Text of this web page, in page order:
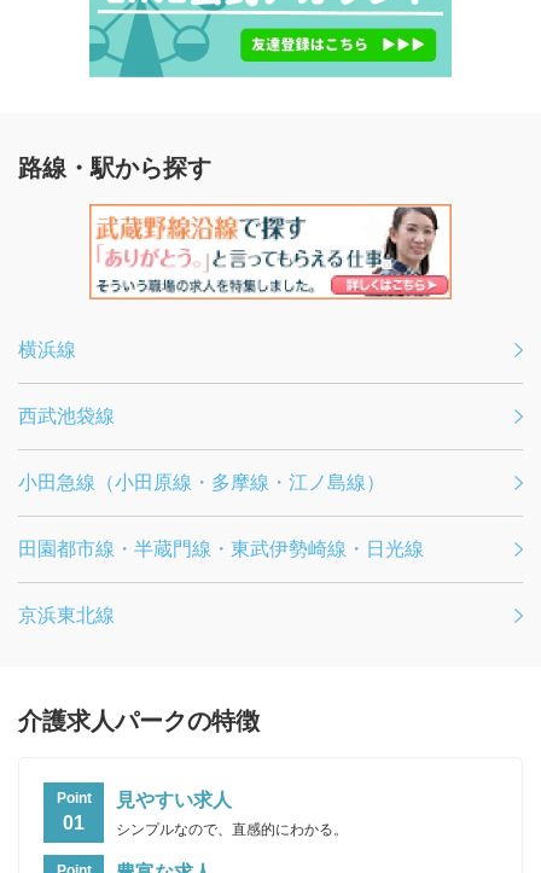
路線・駅から探す
横浜線
西武池袋線
小田急線（小田原線・多摩線・江ノ島線）
田園都市線・半蔵門線・東武伊勢崎線・日光線
京浜東北線
介護求人パークの特徴
Point
01
見やすい求人
シンプルなので、直感的にわかる。